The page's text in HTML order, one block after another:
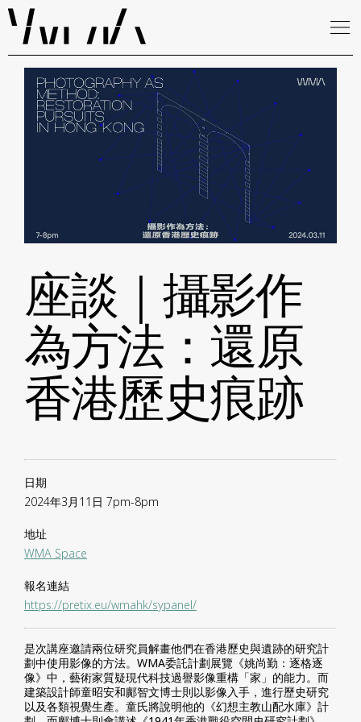
座談｜攝影作
為方法：還原
香港歷史痕跡
日期
2024年3月11日 7pm-8pm
地址
WMA Space
報名連結
https://pretix.eu/wmahk/sypanel/
是次講座邀請兩位研究員解畫他們在香港歷史與遺跡的研究計
劃中使用影像的方法。WMA委託計劃展覽《姚尚勤：逐格逐
像》中，藝術家質疑現代科技過譽影像重構「家」的能力。而
建築設計師童昭安和鄺智文博士則以影像入手，進行歷史研究
以及各類視覺生產。童氏將說明他的《幻想主教山配水庫》計